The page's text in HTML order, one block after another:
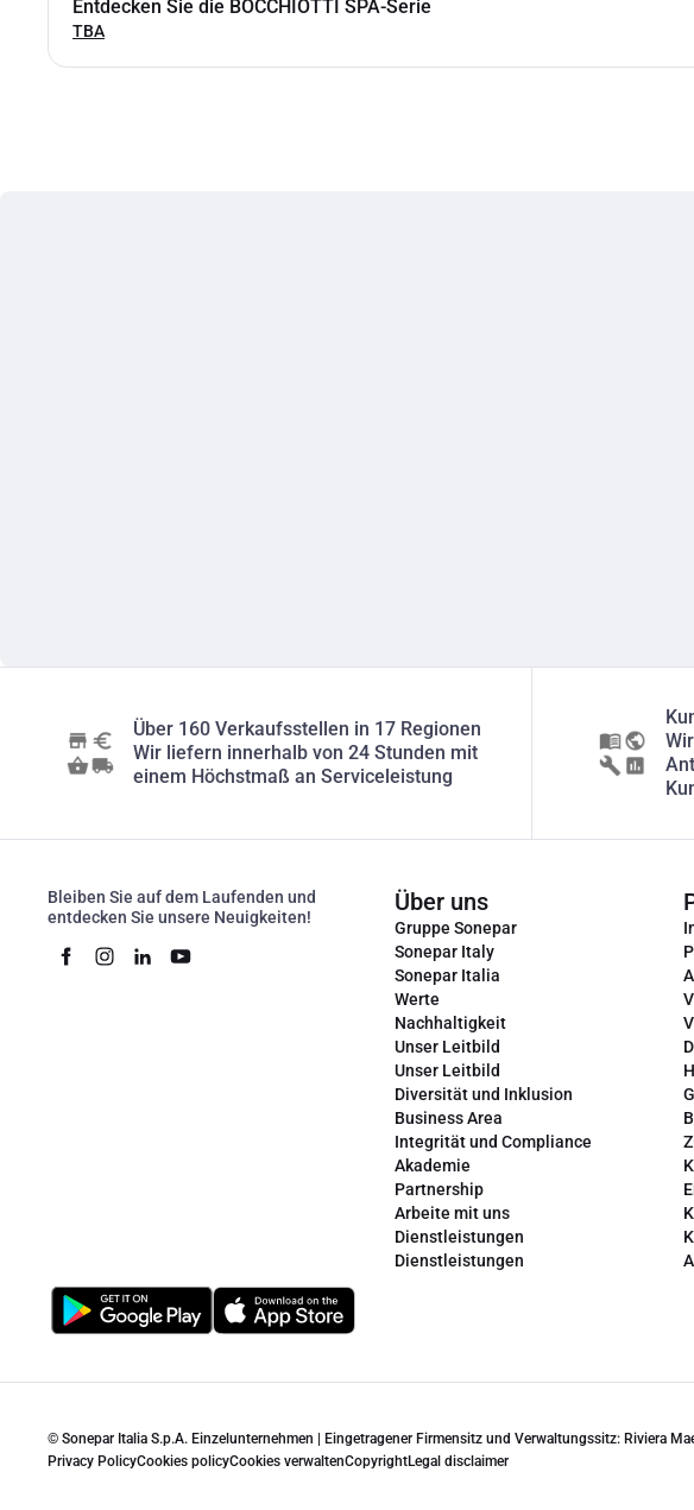
Entdecken Sie die BOCCHIOTTI SPA-Serie
TBA
Über 160 Verkaufsstellen in 17 Regionen
Wir liefern innerhalb von 24 Stunden mit
einem Höchstmaß an Serviceleistung
Bleiben Sie auf dem Laufenden und
entdecken Sie unsere Neuigkeiten!
Über uns
Gruppe Sonepar
Sonepar Italy
Sonepar Italia
Werte
Nachhaltigkeit
Unser Leitbild
Unser Leitbild
Diversität und Inklusion
Business Area
Integrität und Compliance
Akademie
Partnership
Arbeite mit uns
Dienstleistungen
Dienstleistungen
© Sonepar Italia S.p.A. Einzelunternehmen | Eingetragener Firmensitz und Verwaltungssitz: Riviera
Privacy PolicyCookies policyCookies verwaltenCopyrightLegal disclaimer